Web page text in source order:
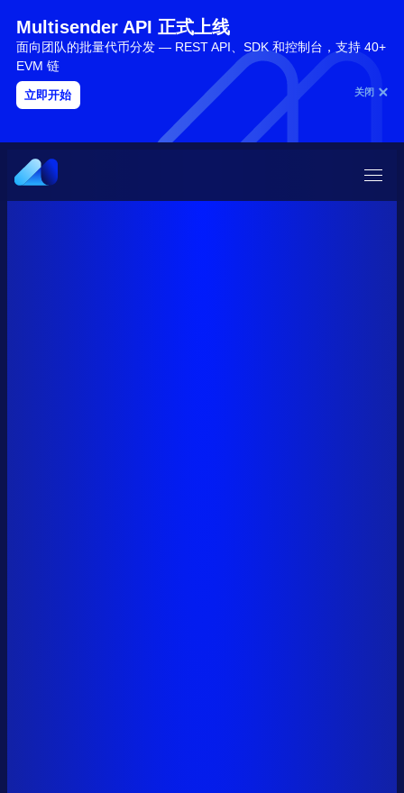
Multisender API 正式上线
面向团队的批量代币分发 — REST API、SDK 和控制台，支持 40+
EVM 链
立即开始 关闭